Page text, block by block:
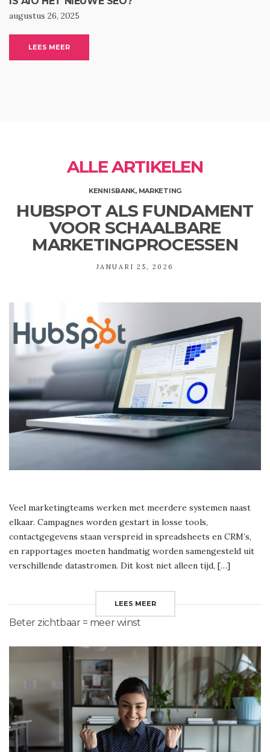
augustus 26, 2025
LEES MEER
ALLE ARTIKELEN
KENNISBANK, MARKETING
HUBSPOT ALS FUNDAMENT
VOOR SCHAALBARE
MARKETINGPROCESSEN
JANUARI 25, 2026
Veel marketingteams werken met meerdere systemen naast
elkaar. Campagnes worden gestart in losse tools,
contactgegevens staan verspreid in spreadsheets en CRM’s,
en rapportages moeten handmatig worden samengesteld uit
verschillende datastromen. Dit kost niet alleen tijd, […]
LEES MEER
Beter zichtbaar = meer winst